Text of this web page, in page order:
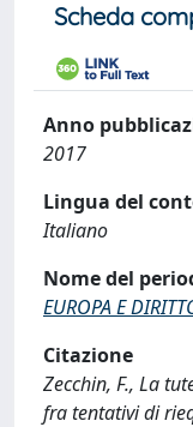
Scheda
Anno
2017
Lingua del
Italiano
Nome del
EUROPA E
Citazione
Zecchin, F., La
fra tentativi di